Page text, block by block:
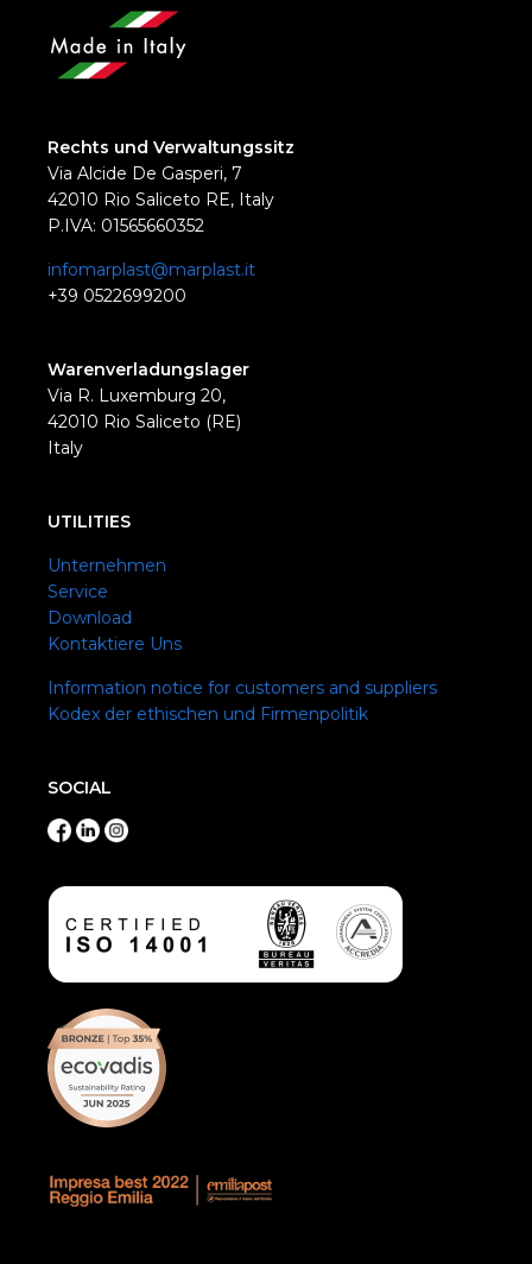
Rechts und Verwaltungssitz
Via Alcide De Gasperi, 7
42010 Rio Saliceto RE, Italy
P.IVA: 01565660352
infomarplast@marplast.it
+39 0522699200
Warenverladungslager
Via R. Luxemburg 20,
42010 Rio Saliceto (RE)
Italy
UTILITIES
Unternehmen
Service
Download
Kontaktiere Uns
Information notice for customers and suppliers
Kodex der ethischen und Firmenpolitik
SOCIAL